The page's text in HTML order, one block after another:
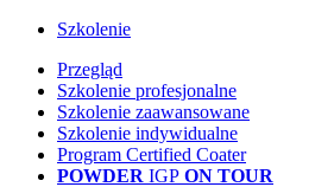
Szkolenie
Przegląd
Szkolenie profesjonalne
Szkolenie zaawansowane
Szkolenie indywidualne
Program Certified Coater
POWDER IGP ON TOUR